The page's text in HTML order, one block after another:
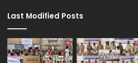
Last Modified Posts